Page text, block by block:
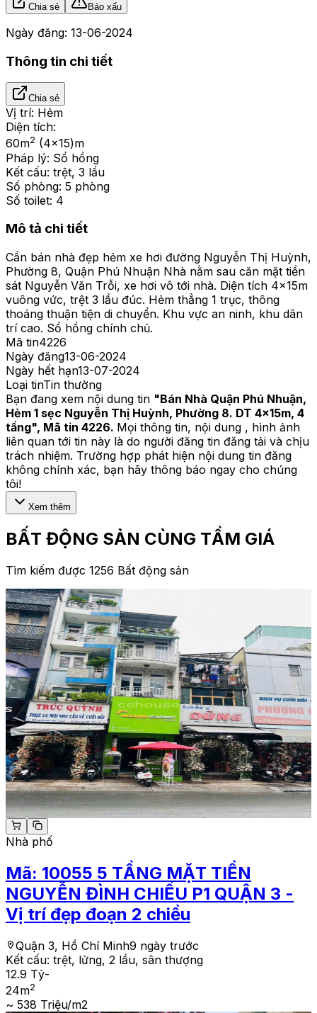
Chia sẻ Báo xấu
Ngày đăng: 13-06-2024
Thông tin chi tiết
Chia sẻ
Vị trí: Hẻm
Diện tích:
60m2 (4x15)m
Pháp lý: Sổ hồng
Kết cấu: trệt, 3 lầu
Số phòng: 5 phòng
Số toilet: 4
Mô tả chi tiết
Cần bán nhà đẹp hẻm xe hơi đường Nguyễn Thị Huỳnh,
Phường 8, Quận Phú Nhuận Nhà nằm sau căn mặt tiền
sát Nguyễn Văn Trỗi, xe hơi vô tới nhà. Diện tích 4x15m
vuông vức, trệt 3 lầu đúc. Hẻm thẳng 1 trục, thông
thoáng thuận tiện di chuyển. Khu vực an ninh, khu dân
trí cao. Sổ hồng chính chủ.
Mã tin4226
Ngày đăng13-06-2024
Ngày hết hạn13-07-2024
Loại tinTin thường
Bạn đang xem nội dung tin "Bán Nhà Quận Phú Nhuận,
Hẻm 1 sẹc Nguyễn Thị Huỳnh, Phường 8. DT 4x15m, 4
tầng", Mã tin 4226. Mọi thông tin, nội dung , hình ảnh
liên quan tới tin này là do người đăng tin đăng tải và chịu
trách nhiệm. Trường hợp phát hiện nội dung tin đăng
không chính xác, bạn hãy thông báo ngay cho chúng
tôi!
Xem thêm
BẤT ĐỘNG SẢN CÙNG TẦM GIÁ
Tìm kiếm được 1256 Bất động sản
Nhà phố
Mã: 10055 5 TẦNG MẶT TIỀN
NGUYỄN ĐÌNH CHIỂU P1 QUẬN 3 -
Vị trí đẹp đoạn 2 chiều
Quận 3, Hồ Chí Minh9 ngày trước
Kết cấu: trệt, lửng, 2 lầu, sân thượng
12.9 Tỷ-
24m2
~ 538 Triệu/m2